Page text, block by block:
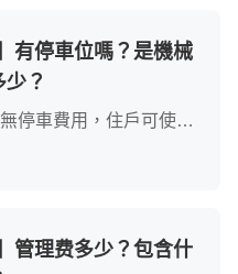
有停車位嗎？是機械
？
停車費用，住戶可使
面
管理费多少？包含什